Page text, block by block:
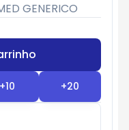
GENERICO
+10 +20